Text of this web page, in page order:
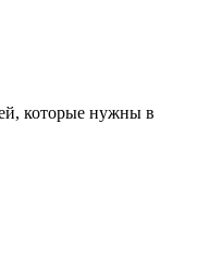
которые нужны в